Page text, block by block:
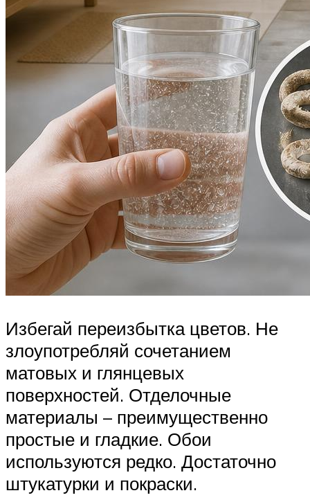
Избегай переизбытка цветов. Не
злоупотребляй сочетанием
матовых и глянцевых
поверхностей. Отделочные
материалы – преимущественно
простые и гладкие. Обои
используются редко. Достаточно
штукатурки и покраски.